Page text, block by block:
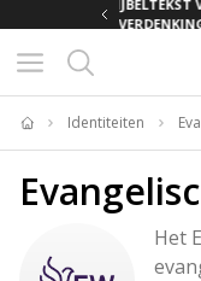
Home
Identiteiten
Het